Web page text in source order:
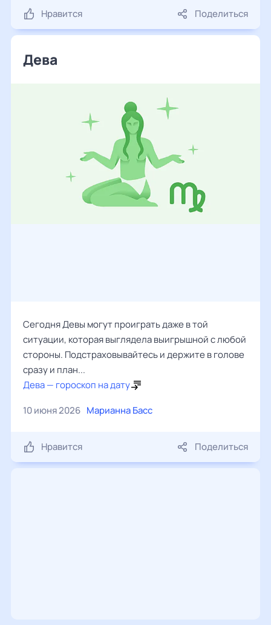
Нравится Поделиться
Дева
Сегодня Девы могут проиграть даже в той
ситуации, которая выглядела выигрышной с любой
стороны. Подстраховывайтесь и держите в голове
сразу и план...
Дева — гороскоп на дату
10 июня 2026 Марианна Басс
Нравится Поделиться